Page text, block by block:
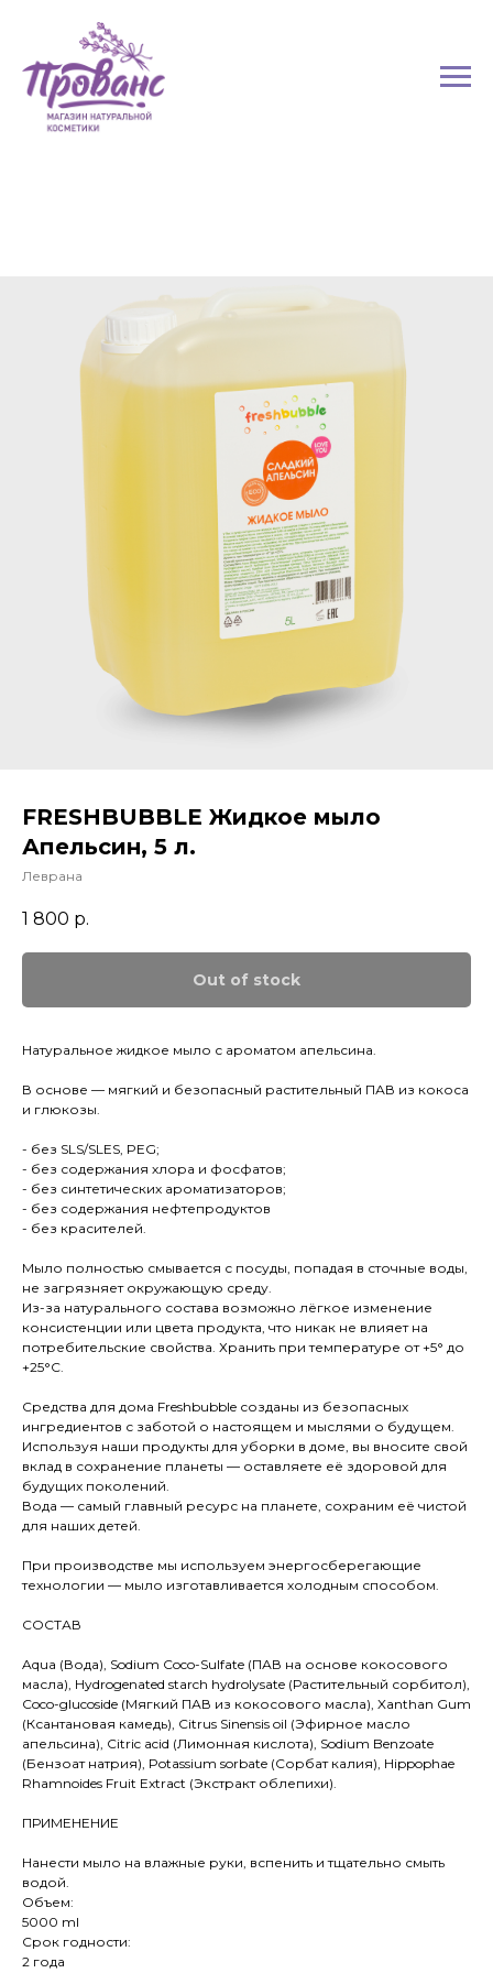
FRESHBUBBLE Жидкое мыло
Апельсин, 5 л.
Леврана
1 800 р.
Out of stock
Натуральное жидкое мыло с ароматом апельсина.
В основе — мягкий и безопасный растительный ПАВ из кокоса
и глюкозы.
- без SLS/SLES, PEG;
- без содержания хлора и фосфатов;
- без синтетических ароматизаторов;
- без содержания нефтепродуктов
- без красителей.
Мыло полностью смывается с посуды, попадая в сточные воды,
не загрязняет окружающую среду.
Из-за натурального состава возможно лёгкое изменение
консистенции или цвета продукта, что никак не влияет на
потребительские свойства. Хранить при температуре от +5° до
+25°С.
Средства для дома Freshbubble созданы из безопасных
ингредиентов с заботой о настоящем и мыслями о будущем.
Используя наши продукты для уборки в доме, вы вносите свой
вклад в сохранение планеты — оставляете её здоровой для
будущих поколений.
Вода — самый главный ресурс на планете, сохраним её чистой
для наших детей.
При производстве мы используем энергосберегающие
технологии — мыло изготавливается холодным способом.
СОСТАВ
Aqua (Вода), Sodium Coco-Sulfate (ПАВ на основе кокосового
масла), Hydrogenated starch hydrolysate (Растительный сорбитол),
Coco-glucoside (Мягкий ПАВ из кокосового масла), Xanthan Gum
(Ксантановая камедь), Citrus Sinensis oil (Эфирное масло
апельсина), Citric acid (Лимонная кислота), Sodium Benzoate
(Бензоат натрия), Potassium sorbate (Сорбат калия), Hippophae
Rhamnoides Fruit Extract (Экстракт облепихи).
ПРИМЕНЕНИЕ
Нанести мыло на влажные руки, вспенить и тщательно смыть
водой.
Объем:
5000 ml
Срок годности:
2 года